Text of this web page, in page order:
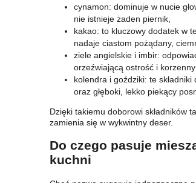
cynamon: dominuje w nucie
nie istnieje żaden piernik,
kakao: to kluczowy dodatek w
nadaje ciastom pożądany,
ziele angielskie i imbir:
orzeźwiającą ostrość i
kolendra i goździki: te
oraz głęboki, lekko piekący
Dzięki takiemu doborowi składników
zamienia się w wykwintny deser.
Do czego pasuje
kuchni